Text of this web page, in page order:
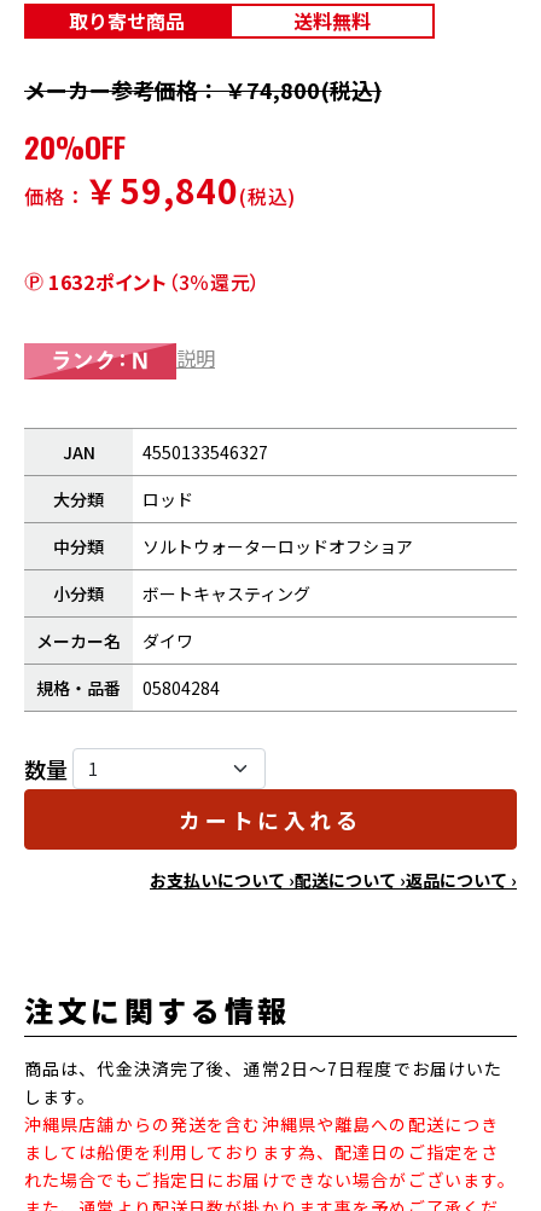
取り寄せ商品 送料無料
メーカー参考価格： ￥74,800(税込)
20%OFF
価格： ￥59,840(税込)
1632ポイント （3％還元）
説明
JAN
4550133546327
大分類
ロッド
中分類
ソルトウォーターロッドオフショア
小分類
ボートキャスティング
メーカー名
ダイワ
規格・品番
05804284
数量
カートに入れる
お支払いについて ›配送について ›返品について ›
注文に関する情報
商品は、代金決済完了後、通常2日～7日程度でお届けいた
します。
沖縄県店舗からの発送を含む沖縄県や離島への配送につき
ましては船便を利用しております為、配達日のご指定をさ
れた場合でもご指定日にお届けできない場合がございます。